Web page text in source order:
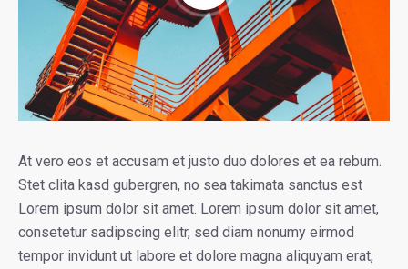
At vero eos et accusam et justo duo dolores et ea rebum.
Stet clita kasd gubergren, no sea takimata sanctus est
Lorem ipsum dolor sit amet. Lorem ipsum dolor sit amet,
consetetur sadipscing elitr, sed diam nonumy eirmod
tempor invidunt ut labore et dolore magna aliquyam erat,